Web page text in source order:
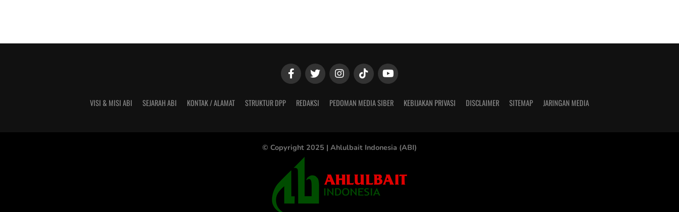
VISI & MISI ABI SEJARAH ABI KONTAK / ALAMAT STRUKTUR DPP REDAKSI PEDOMAN MEDIA SIBER KEBIJAKAN PRIVASI DISCLAIMER SITEMAP JARINGAN MEDIA
© Copyright 2025 | Ahlulbait Indonesia (ABI)